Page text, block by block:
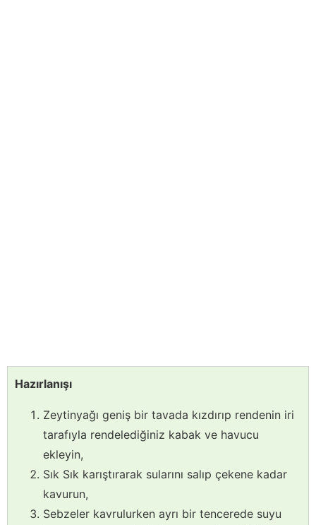
Hazırlanışı
Zeytinyağı geniş bir tavada kızdırıp rendenin iri
tarafıyla rendelediğiniz kabak ve havucu
ekleyin,
Sık Sık karıştırarak sularını salıp çekene kadar
kavurun,
Sebzeler kavrulurken ayrı bir tencerede suyu